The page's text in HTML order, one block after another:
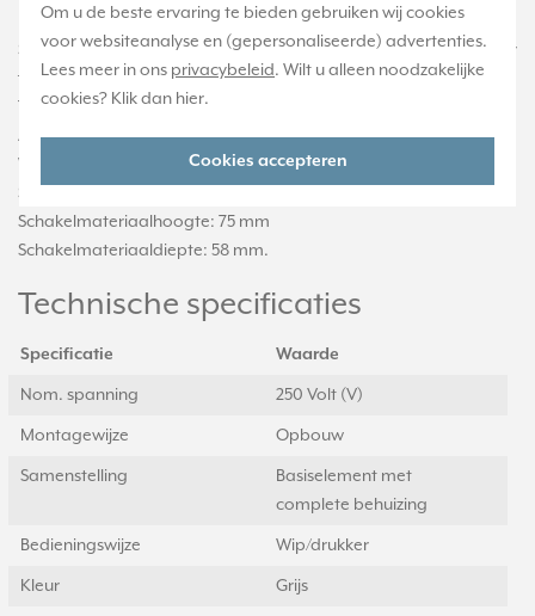
Om u de beste ervaring te bieden gebruiken wij cookies
voor websiteanalyse en (gepersonaliseerde) advertenties.
Lees meer in ons privacybeleid. Wilt u alleen noodzakelijke
cookies? Klik dan hier.
Cookies accepteren
Nom. spanning: 250 Volt
Schakelstroom voor fluorescentielampen: 10 Schakelstroom voor
fluorescentielampen
Terugmeldcontact: Nee
Aansluitwijze: Overig
Wasmachineschakelaar: Nee
Schakelmateriaalbreedte: 75 mm.
Schakelmateriaalhoogte: 75 mm
Schakelmateriaaldiepte: 58 mm.
Technische specificaties
Specificatie Waarde
Nom. spanning 250 Volt (V)
Montagewijze Opbouw
Samenstelling
Basiselement met
complete behuizing
Bedieningswijze Wip/drukker
Kleur Grijs